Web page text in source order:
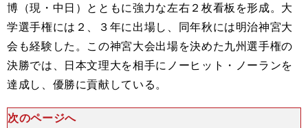
博（現・中日）とともに強力な左右２枚看板を形成。大
学選手権には２、３年に出場し、同年秋には明治神宮大
会も経験した。この神宮大会出場を決めた九州選手権の
決勝では、日本文理大を相手にノーヒット・ノーランを
達成し、優勝に貢献している。
次のページへ